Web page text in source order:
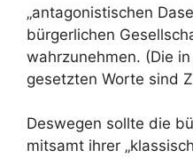
„antagonistischen
bürgerlichen
wahrzunehmen. (Die
gesetzten Worte sind
Deswegen sollte die
mitsamt ihrer